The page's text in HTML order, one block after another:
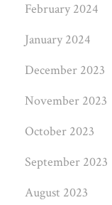
February 2024
January 2024
December 2023
November 2023
October 2023
September 2023
August 2023